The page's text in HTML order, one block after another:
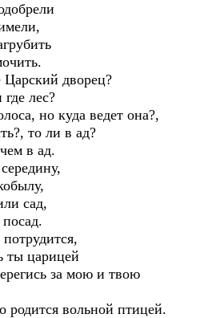
дворец?
лес?
но куда ведет она?,
то ли в ад?
в ад.
сад,
царицей
за мою и твою
вольной птицей.